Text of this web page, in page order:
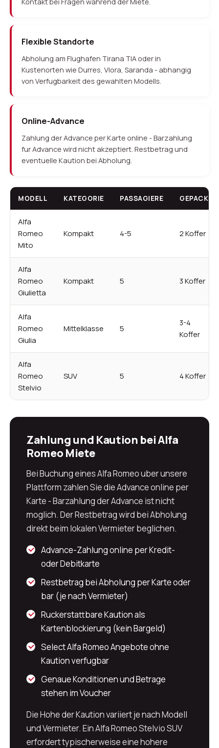
Flexible Standorte
Abholung am Flughafen Tirana TIA oder in
Kustenorten wie Durres, Vlora, Saranda - abhangig
von Verfugbarkeit des gewahlten Modells.
Online-Advance
Zahlung der Advance per Karte online - Barzahlung
fur Advance wird nicht akzeptiert. Restbetrag und
eventuelle Kaution bei Abholung.
MODELL KATEGORIE PASSAGIERE GEPACK
Alfa
Romeo
Mito
Kompakt 4-5 2 Koffer
Alfa
Romeo
Giulietta
Kompakt 5 3 Koffer
Alfa
Romeo
Giulia
Mittelklasse 5
3-4
Koffer
Alfa
Romeo
Stelvio
SUV 5 4 Koffer
Zahlung und Kaution bei Alfa
Romeo Miete
Bei Buchung eines Alfa Romeo uber unsere
Plattform zahlen Sie die Advance online per
Karte - Barzahlung der Advance ist nicht
moglich. Der Restbetrag wird bei Abholung
direkt beim lokalen Vermieter beglichen.
Advance-Zahlung online per Kredit-
oder Debitkarte
Restbetrag bei Abholung per Karte oder
bar (je nach Vermieter)
Ruckerstattbare Kaution als
Kartenblockierung (kein Bargeld)
Select Alfa Romeo Angebote ohne
Kaution verfugbar
Genaue Konditionen und Betrage
stehen im Voucher
Die Hohe der Kaution variiert je nach Modell
und Vermieter. Ein Alfa Romeo Stelvio SUV
erfordert typischerweise eine hohere